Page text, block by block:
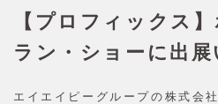
【プロフィックス
ラン・ショーに出展
エイエイピーグループの株式会